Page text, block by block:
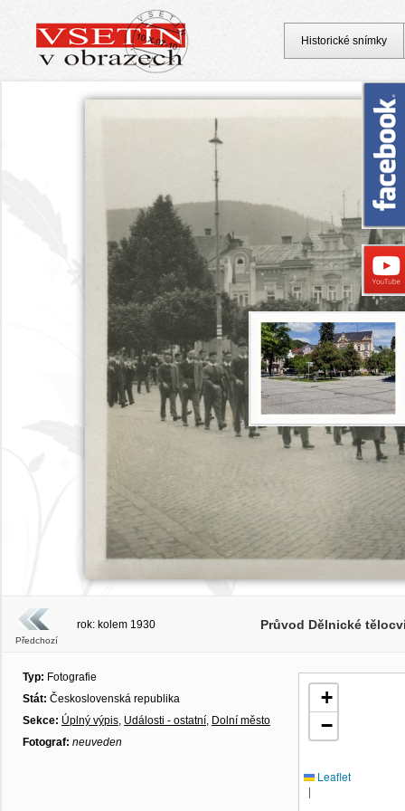
Předchozí
rok: kolem 1930 Průvod Dělnické
Typ: Fotografie
Stát: Československá republika
Sekce: Úplný výpis, Události - ostatní, Dolní město
Fotograf: neuveden
+
−
Leaflet
|
Historické snímky